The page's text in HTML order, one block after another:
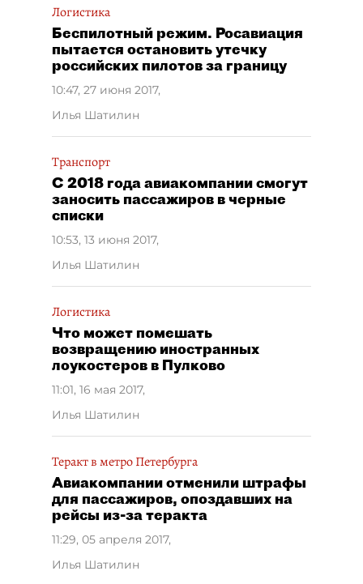
Логистика
Беспилотный режим. Росавиация
пытается остановить утечку
российских пилотов за границу
10:47, 27 июня 2017,
Илья Шатилин
Транспорт
С 2018 года авиакомпании смогут
заносить пассажиров в черные
списки
10:53, 13 июня 2017,
Илья Шатилин
Логистика
Что может помешать
возвращению иностранных
лоукостеров в Пулково
11:01, 16 мая 2017,
Илья Шатилин
Теракт в метро Петербурга
Авиакомпании отменили штрафы
для пассажиров, опоздавших на
рейсы из-за теракта
11:29, 05 апреля 2017,
Илья Шатилин